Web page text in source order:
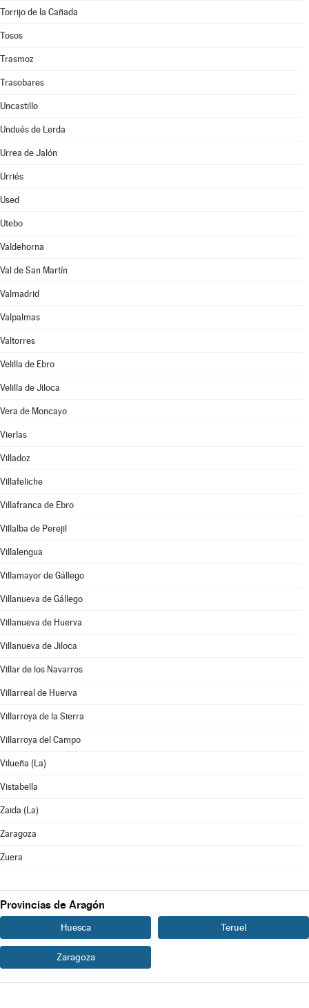
Torrijo de la Cañada
Tosos
Trasmoz
Trasobares
Uncastillo
Undués de Lerda
Urrea de Jalón
Urriés
Used
Utebo
Valdehorna
Val de San Martín
Valmadrid
Valpalmas
Valtorres
Velilla de Ebro
Velilla de Jiloca
Vera de Moncayo
Vierlas
Villadoz
Villafeliche
Villafranca de Ebro
Villalba de Perejil
Villalengua
Villamayor de Gállego
Villanueva de Gállego
Villanueva de Huerva
Villanueva de Jiloca
Villar de los Navarros
Villarreal de Huerva
Villarroya de la Sierra
Villarroya del Campo
Vilueña (La)
Vistabella
Zaida (La)
Zaragoza
Zuera
Provincias de Aragón
Huesca Teruel
Zaragoza